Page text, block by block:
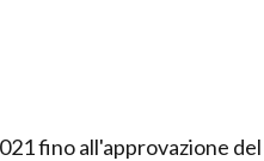
fino all'approvazione